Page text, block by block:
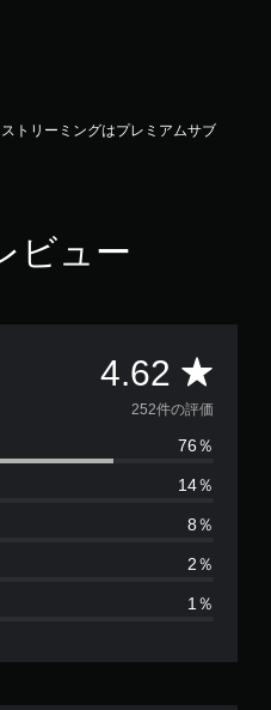
トリーミングはプレミアムサブ
ビュー
4.62 評
価
数
は
5
252件の評価
76％
14％
8％
2％
1％